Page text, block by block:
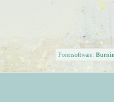
Forensoftware: